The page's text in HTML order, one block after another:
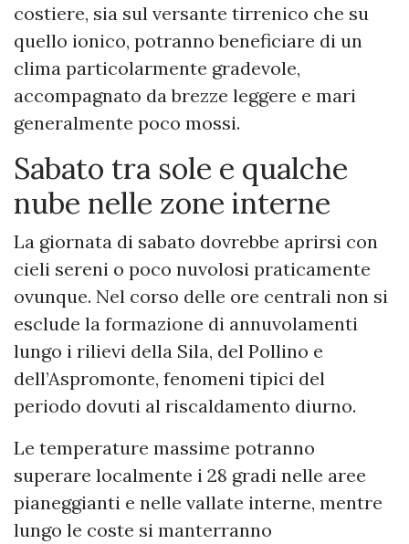
costiere, sia sul versante tirrenico che su
quello ionico, potranno beneficiare di un
clima particolarmente gradevole,
accompagnato da brezze leggere e mari
generalmente poco mossi.
Sabato tra sole e qualche
nube nelle zone interne
La giornata di sabato dovrebbe aprirsi con
cieli sereni o poco nuvolosi praticamente
ovunque. Nel corso delle ore centrali non si
esclude la formazione di annuvolamenti
lungo i rilievi della Sila, del Pollino e
dell’Aspromonte, fenomeni tipici del
periodo dovuti al riscaldamento diurno.
Le temperature massime potranno
superare localmente i 28 gradi nelle aree
pianeggianti e nelle vallate interne, mentre
lungo le coste si manterranno